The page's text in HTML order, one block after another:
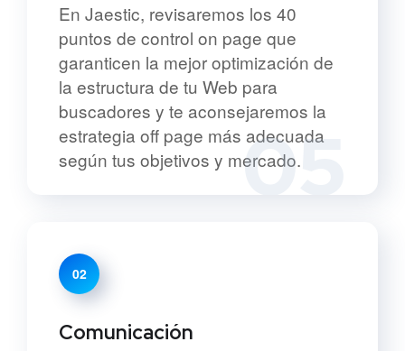
05
En Jaestic, revisaremos los 40
puntos de control on page que
garanticen la mejor optimización de
la estructura de tu Web para
buscadores y te aconsejaremos la
estrategia off page más adecuada
según tus objetivos y mercado.
02
Comunicación